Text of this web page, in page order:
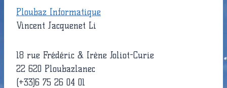
Ploubaz Informatique
Vincent Jacquenet Li
18 rue Frédéric & Irène Joliot-Curie
22 620 Ploubazlanec
(+33)6 75 26 04 01